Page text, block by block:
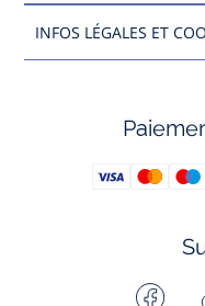
INFOS LÉGALES ET